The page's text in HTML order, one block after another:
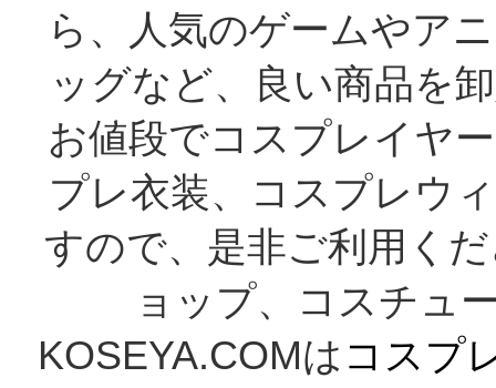
ら、人気のゲームやア
ッグなど、良い商品を
お値段でコスプレイヤ
プレ衣装、コスプレウ
すので、是非ご利用く
ョップ、コスチュ
KOSEYA.COMは コスプ